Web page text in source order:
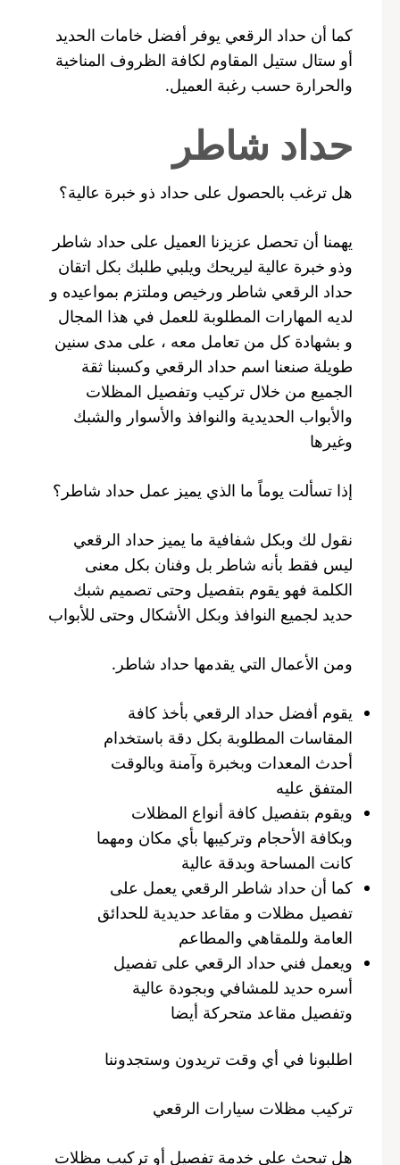
كما أن حداد الرقعي يوفر أفضل خامات الحديد
أو ستال ستيل المقاوم لكافة الظروف المناخية
والحرارة حسب رغبة العميل.
حداد شاطر
هل ترغب بالحصول على حداد ذو خبرة عالية؟
يهمنا أن تحصل عزيزنا العميل على حداد شاطر
وذو خبرة عالية ليريحك ويلبي طلبك بكل اتقان
حداد الرقعي شاطر ورخيص وملتزم بمواعيده و
لديه المهارات المطلوبة للعمل في هذا المجال
و بشهادة كل من تعامل معه ، على مدى سنين
طويلة صنعنا اسم حداد الرقعي وكسبنا ثقة
الجميع من خلال تركيب وتفصيل المظلات
والأبواب الحديدية والنوافذ والأسوار والشبك
وغيرها
إذا تسألت يوماً ما الذي يميز عمل حداد شاطر؟
نقول لك وبكل شفافية ما يميز حداد الرقعي
ليس فقط بأنه شاطر بل وفنان بكل معنى
الكلمة فهو يقوم بتفصيل وحتى تصميم شبك
حديد لجميع النوافذ وبكل الأشكال وحتى للأبواب
ومن الأعمال التي يقدمها حداد شاطر.
يقوم أفضل حداد الرقعي بأخذ كافة
المقاسات المطلوبة بكل دقة باستخدام
أحدث المعدات وبخبرة وآمنة وبالوقت
المتفق عليه
ويقوم بتفصيل كافة أنواع المظلات
وبكافة الأحجام وتركيبها بأي مكان ومهما
كانت المساحة وبدقة عالية
كما أن حداد شاطر الرقعي يعمل على
تفصيل مظلات و مقاعد حديدية للحدائق
العامة وللمقاهي والمطاعم
ويعمل فني حداد الرقعي على تفصيل
أسره حديد للمشافي وبجودة عالية
وتفصيل مقاعد متحركة أيضا
اطلبونا في أي وقت تريدون وستجدوننا
تركيب مظلات سيارات الرقعي
هل تبحث على خدمة تفصيل أو تركيب مظلات